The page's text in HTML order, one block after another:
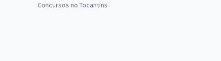
Concursos no Tocantins